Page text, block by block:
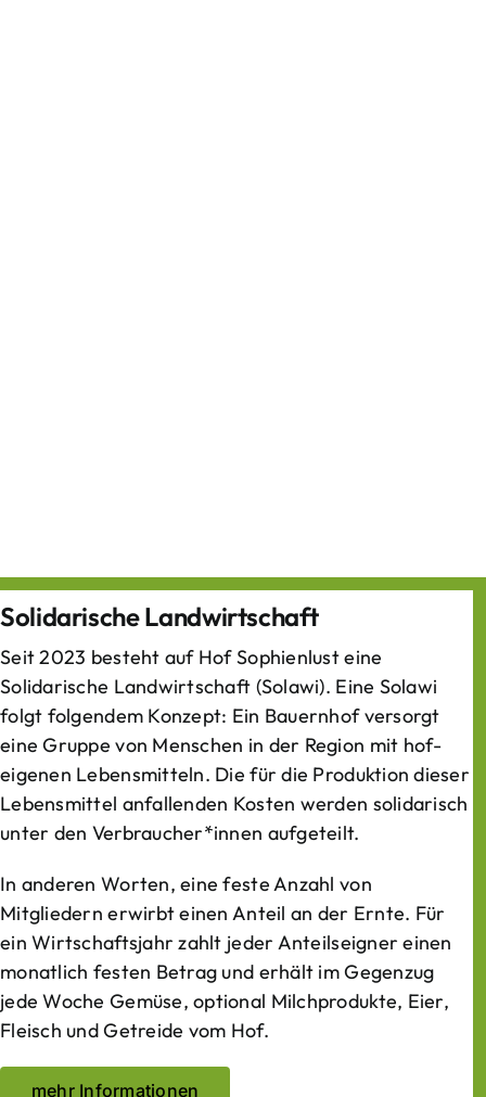
Solidarische Landwirtschaft
Seit 2023 besteht auf Hof Sophienlust eine
Solidarische Landwirtschaft (Solawi). Eine Solawi
folgt folgendem Konzept: Ein Bauern­hof versorgt
eine Gruppe von Menschen in der Region mit hof­
eigenen Lebens­mitteln. Die für die Produktion dieser
Lebens­mittel anfallenden Kosten werden solidarisch
unter den Verbraucher*­innen aufgeteilt.
In anderen Worten, eine feste Anzahl von
Mitgliedern erwirbt einen Anteil an der Ernte. Für
ein Wirtschaftsjahr zahlt jeder Anteilseigner einen
monatlich festen Betrag und erhält im Gegenzug
jede Woche Gemüse, optional Milchprodukte, Eier,
Fleisch und Getreide vom Hof.
mehr Informationen